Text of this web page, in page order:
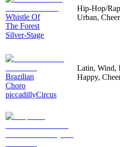
Whistle Of
The Forest
Silver-Stage
Hip-Hop/
Urban,
Brazilian
Choro
piccadillyCircus
Latin, Wind,
Happy,